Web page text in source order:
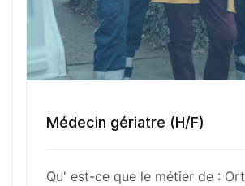
Toutes nos fiches
Envie de
l’aventure avec
Médecin gériatre (H/F)
Qu' est-ce que le métier de :